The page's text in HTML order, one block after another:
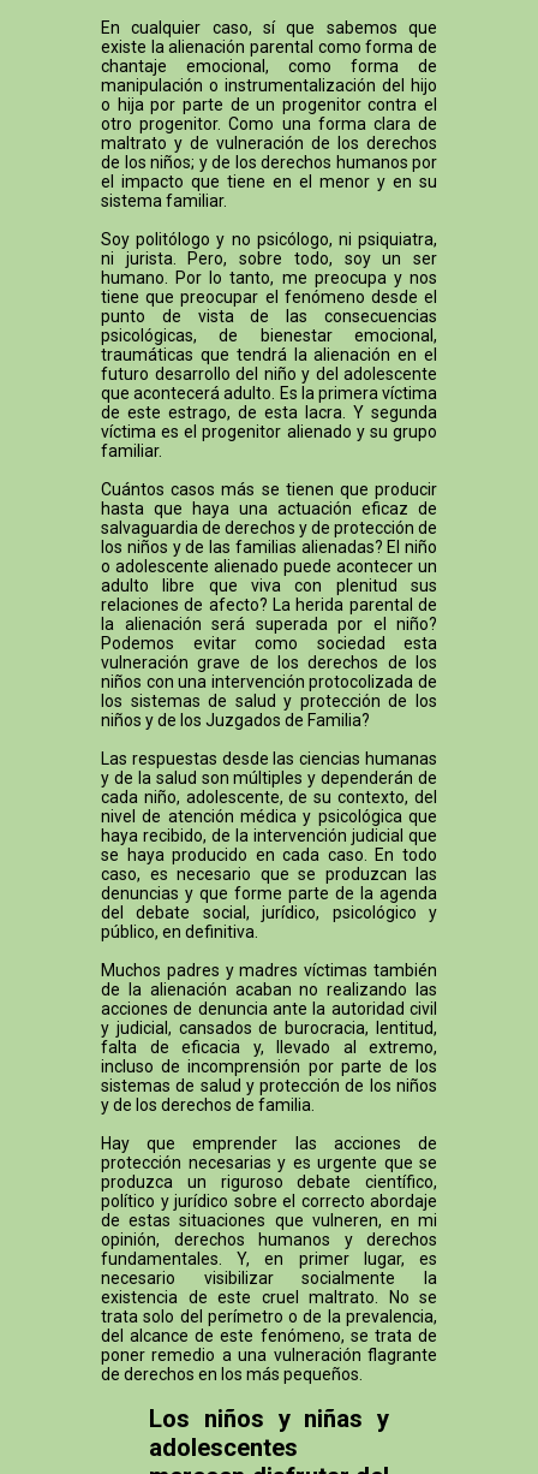
En cualquier caso, sí que sabemos que
existe la alienación parental como forma de
chantaje emocional, como forma de
manipulación o instrumentalización del hijo
o hija por parte de un progenitor contra el
otro progenitor. Como una forma clara de
maltrato y de vulneración de los derechos
de los niños; y de los derechos humanos por
el impacto que tiene en el menor y en su
sistema familiar.
Soy politólogo y no psicólogo, ni psiquiatra,
ni jurista. Pero, sobre todo, soy un ser
humano. Por lo tanto, me preocupa y nos
tiene que preocupar el fenómeno desde el
punto de vista de las consecuencias
psicológicas, de bienestar emocional,
traumáticas que tendrá la alienación en el
futuro desarrollo del niño y del adolescente
que acontecerá adulto. Es la primera víctima
de este estrago, de esta lacra. Y segunda
víctima es el progenitor alienado y su grupo
familiar.
Cuántos casos más se tienen que producir
hasta que haya una actuación eficaz de
salvaguardia de derechos y de protección de
los niños y de las familias alienadas? El niño
o adolescente alienado puede acontecer un
adulto libre que viva con plenitud sus
relaciones de afecto? La herida parental de
la alienación será superada por el niño?
Podemos evitar como sociedad esta
vulneración grave de los derechos de los
niños con una intervención protocolizada de
los sistemas de salud y protección de los
niños y de los Juzgados de Familia?
Las respuestas desde las ciencias humanas
y de la salud son múltiples y dependerán de
cada niño, adolescente, de su contexto, del
nivel de atención médica y psicológica que
haya recibido, de la intervención judicial que
se haya producido en cada caso. En todo
caso, es necesario que se produzcan las
denuncias y que forme parte de la agenda
del debate social, jurídico, psicológico y
público, en definitiva.
Muchos padres y madres víctimas también
de la alienación acaban no realizando las
acciones de denuncia ante la autoridad civil
y judicial, cansados de burocracia, lentitud,
falta de eficacia y, llevado al extremo,
incluso de incomprensión por parte de los
sistemas de salud y protección de los niños
y de los derechos de familia.
Hay que emprender las acciones de
protección necesarias y es urgente que se
produzca un riguroso debate científico,
político y jurídico sobre el correcto abordaje
de estas situaciones que vulneren, en mi
opinión, derechos humanos y derechos
fundamentales. Y, en primer lugar, es
necesario visibilizar socialmente la
existencia de este cruel maltrato. No se
trata solo del perímetro o de la prevalencia,
del alcance de este fenómeno, se trata de
poner remedio a una vulneración flagrante
de derechos en los más pequeños.
Los niños y niñas y
adolescentes